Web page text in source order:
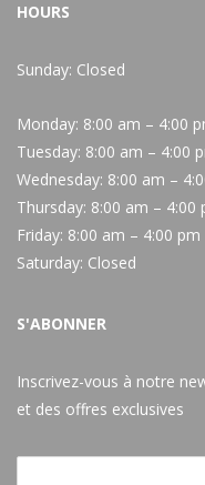
HOURS
Sunday: Closed
Monday: 8:00 am – 4:00
Tuesday: 8:00 am – 4:00
Wednesday: 8:00 am –
Thursday: 8:00 am – 4:00
Friday: 8:00 am – 4:00 pm
Saturday: Closed
S'ABONNER
Inscrivez-vous à notre
et des offres exclusives